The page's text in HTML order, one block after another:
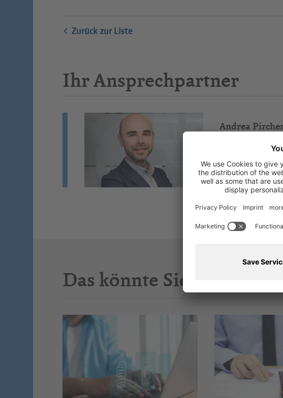
Zurück zur Liste
Ihr Ansprechpartner
Andrea
Wirtschafts-,
Stabstelle
Sitz: Bozen
Das könnte Sie auch